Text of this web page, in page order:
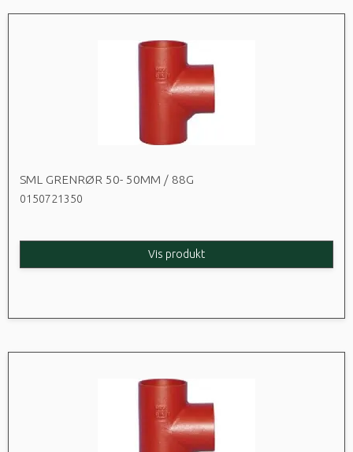
SML GRENRØR 50- 50MM / 88G
0150721350
Vis produkt